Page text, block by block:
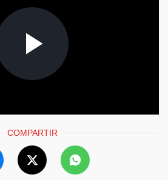
COMPARTIR